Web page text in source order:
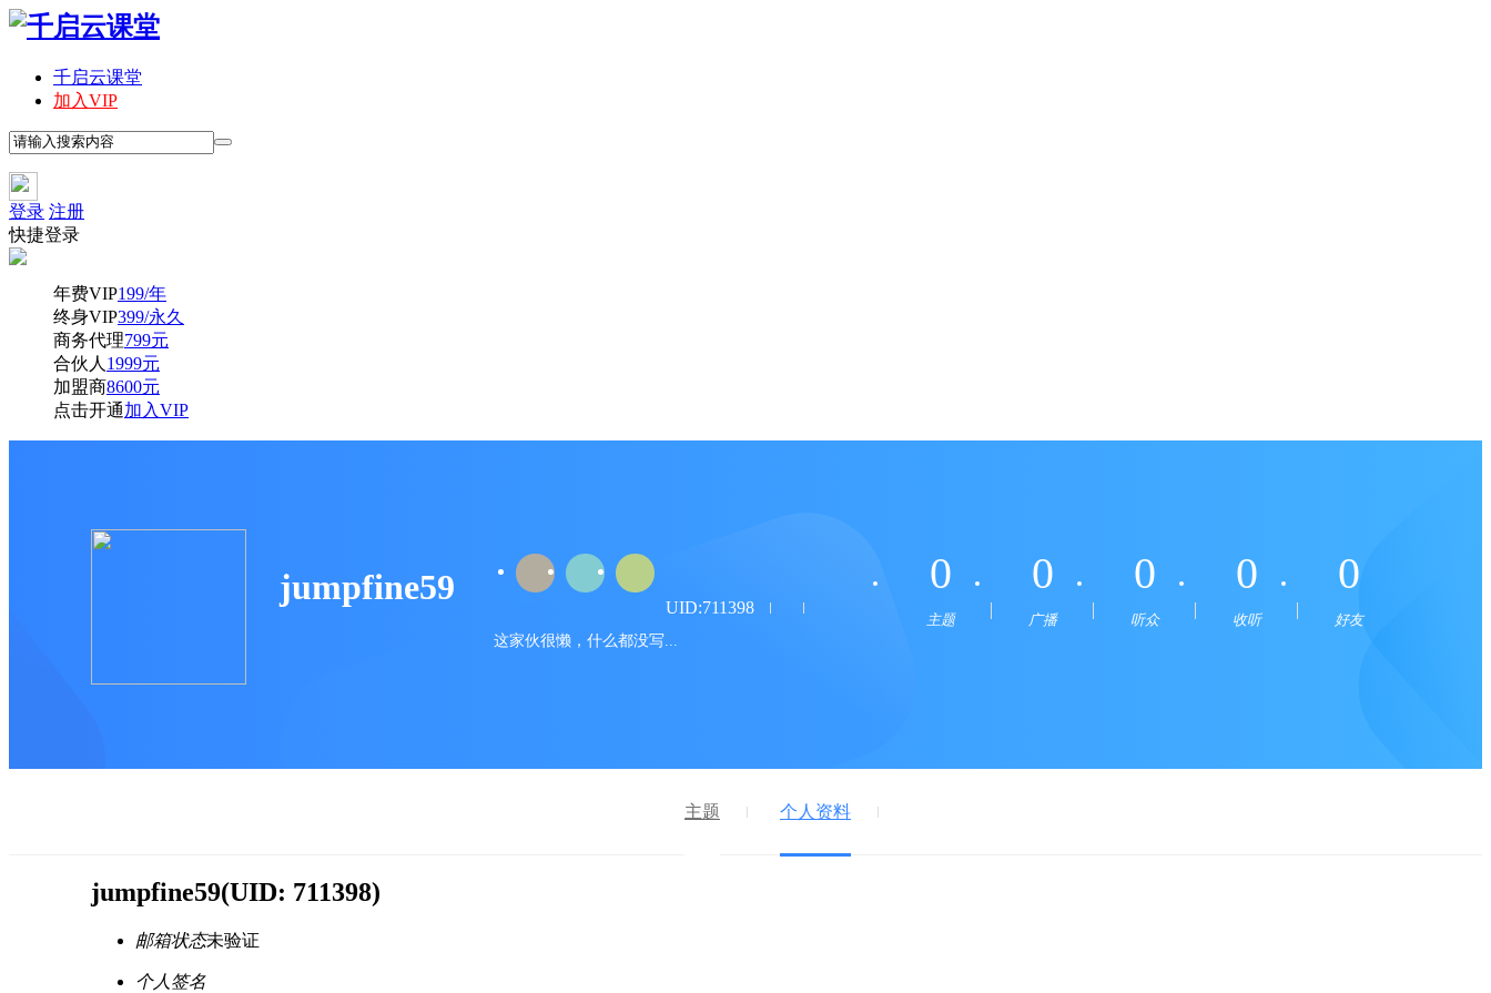
千启云课堂
加入VIP
登录 注册
快捷登录
年费VIP199/年
终身VIP399/永久
商务代理799元
合伙人 1999元
加盟商8600元
点击开通加入VIP
jumpfine59 UID:711398
这家伙很懒，什么都没写...
0
主题
0
广播
0
听众
0
收听
0
好友
主题 个人资料
jumpfine59(UID: 711398)
邮箱状态未验证
个人签名